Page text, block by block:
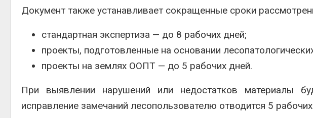
Документ также устанавливает сокращенные сроки
стандартная экспертиза — до 8 рабочих дней;
проекты, подготовленные на основании
проекты на землях ООПТ — до 5 рабочих дней.
При выявлении нарушений или недостатков материалы
исправление замечаний лесопользователю отводится 5